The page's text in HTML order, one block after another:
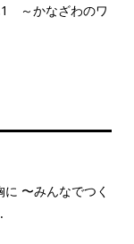
～かなざわのワ
〜みんなでつく